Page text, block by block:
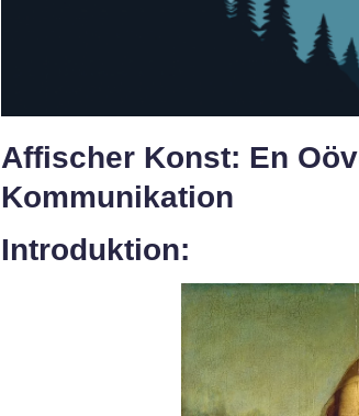
Affischer Konst: En
Kommunikation
Introduktion: